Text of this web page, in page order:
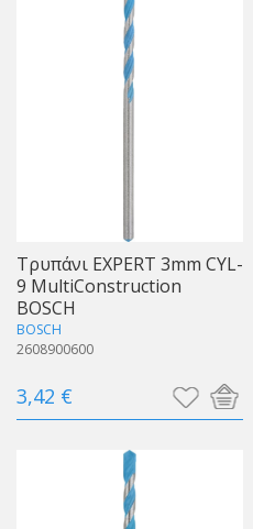
Τρυπάνι EXPERT 3mm CYL-
9 MultiConstruction
BOSCH
BOSCH
2608900600
3,42 €